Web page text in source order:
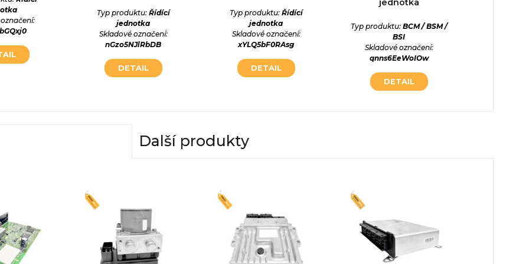
Typ produktu: Řídící
jednotka
Skladové označení:
nGzo5NJlRbDB
DETAIL
Typ produktu: Řídící
jednotka
Skladové označení:
xYLQ5bF0RAsg
DETAIL
Typ produktu: BCM / BSM /
BSI
Skladové označení:
qnns6EeWoIOw
DETAIL
Další produkty